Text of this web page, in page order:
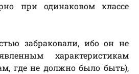
при одинаковом классе
забраковали, ибо он не
характеристикам
где не должно было быть),